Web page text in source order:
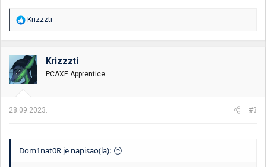
R
a
o
v
a
n
:
Krizzzti
Krizzzti
PCAXE Apprentice
28.09.2023. #3
Dom1nat0R je napisao(la):